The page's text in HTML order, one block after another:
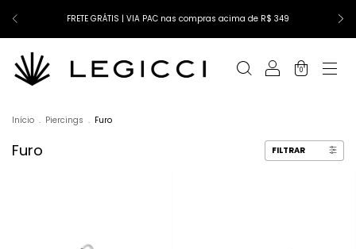
FRETE GRÁTIS | VIA PAC nas compras acima de R$ 349
0
Início . Piercings . Furo
Furo FILTRAR